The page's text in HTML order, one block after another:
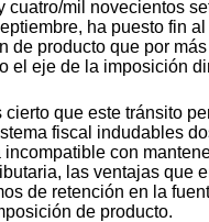
cuatro/mil novecientos
ha puesto fin
de producto que por
el eje de la imposición
cierto que este tránsito
fiscal indudables
incompatible con
las ventajas que
de retención en la
de producto.